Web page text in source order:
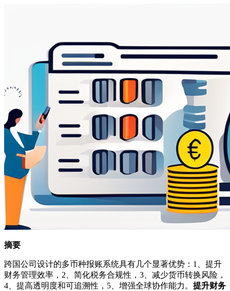
摘要
跨国公司设计的多币种报账系统具有几个显著优势：1、提升
财务管理效率，2、简化税务合规性，3、减少货币转换风险，
4、提高透明度和可追溯性，5、增强全球协作能力。 提升财务